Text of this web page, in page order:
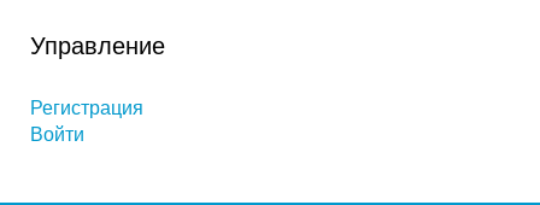
Управление
Регистрация
Войти